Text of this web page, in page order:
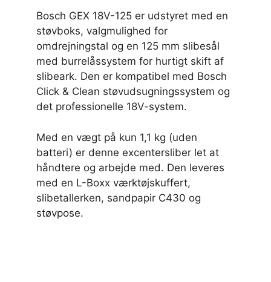
Bosch GEX 18V-125 er udstyret med en
støvboks, valgmulighed for
omdrejningstal og en 125 mm slibesål
med burrelåssystem for hurtigt skift af
slibeark. Den er kompatibel med Bosch
Click & Clean støvudsugningssystem og
det professionelle 18V-system.
Med en vægt på kun 1,1 kg (uden
batteri) er denne excentersliber let at
håndtere og arbejde med. Den leveres
med en L-Boxx værktøjskuffert,
slibetallerken, sandpapir C430 og
støvpose.